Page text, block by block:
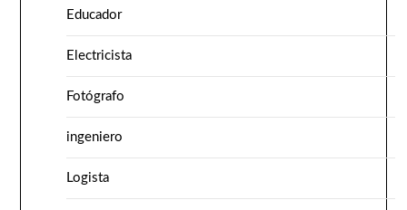
Educador
Electricista
Fotógrafo
ingeniero
Logista